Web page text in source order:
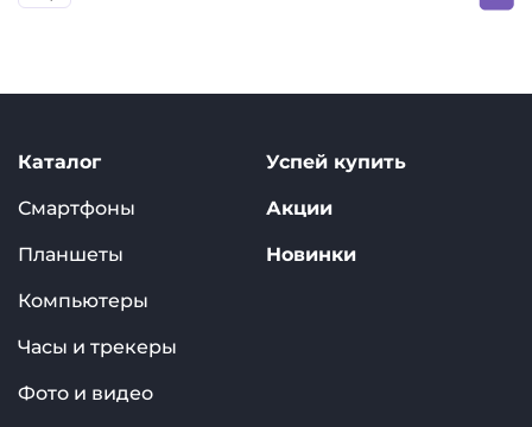
Каталог
Смартфоны
Планшеты
Компьютеры
Часы и трекеры
Фото и видео
Успей купить
Акции
Новинки